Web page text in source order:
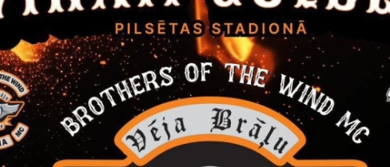
19.04.2024. XVI Latgales jauno pianistu konkurss
18.04.2024. III Starptautiskais Oskara Stroka Jauno pianistu un